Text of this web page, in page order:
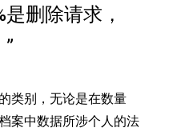
删除请求，
类别，无论是在数量
案中数据所涉个人的法